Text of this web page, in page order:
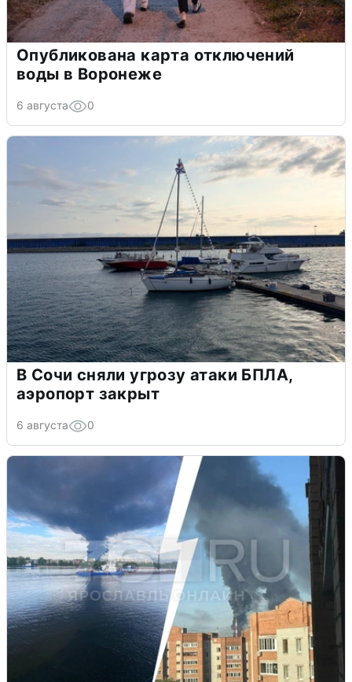
Опубликована карта отключений
воды в Воронеже
6 августа 0
В Сочи сняли угрозу атаки БПЛА,
аэропорт закрыт
6 августа 0